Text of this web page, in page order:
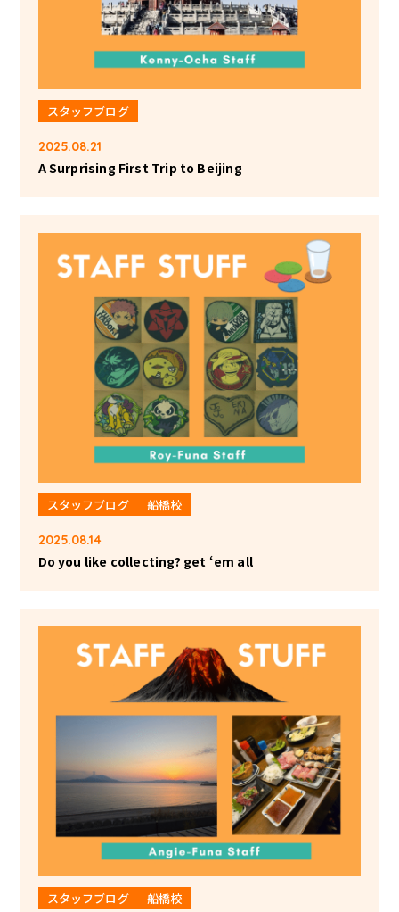
スタッフブログ
2025.08.21
A Surprising First Trip to Beijing
スタッフブログ 船橋校
2025.08.14
Do you like collecting? get ‘em all
スタッフブログ 船橋校